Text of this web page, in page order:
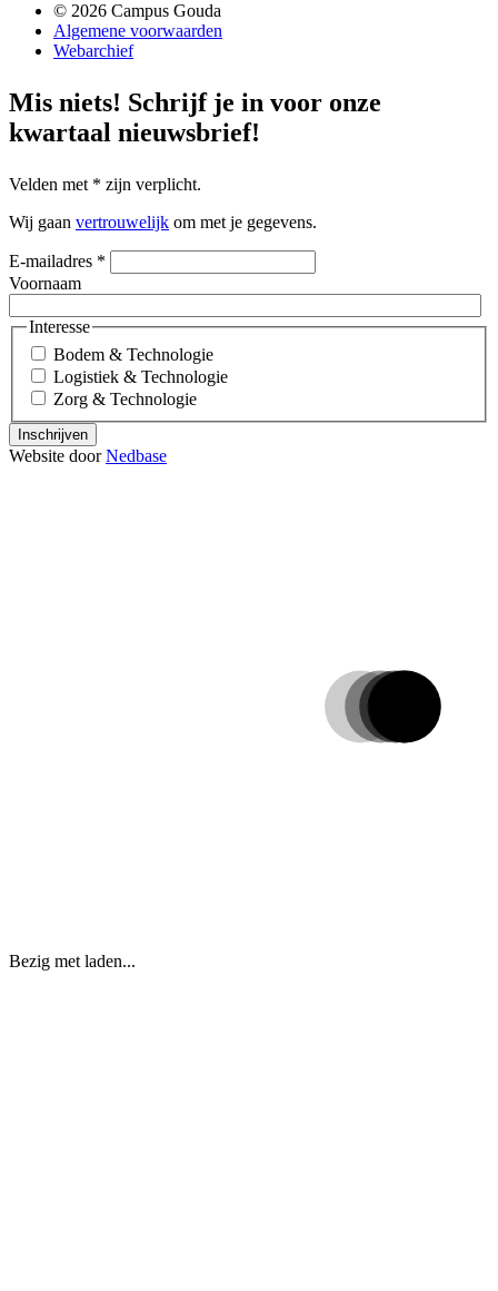
© 2026 Campus Gouda
Algemene voorwaarden
Webarchief
Mis niets! Schrijf je in voor onze
kwartaal nieuwsbrief!
Velden met * zijn verplicht.
Wij gaan vertrouwelijk om met je gegevens.
E-mailadres *
Voornaam
Interesse
Bodem & Technologie
Logistiek & Technologie
Zorg & Technologie
Inschrijven
Website doorNedbase
Bezig met laden...